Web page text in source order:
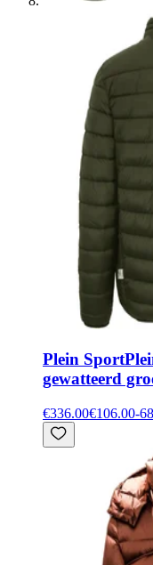
Plein Sport
gewatteerd
€336.00€106.00-68